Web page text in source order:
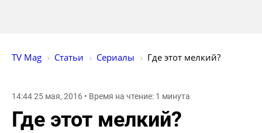
TV Mag Статьи Сериалы Где этот мелкий?
14:44 25 мая, 2016 • Время на чтение: 1 минута
Где этот мелкий?